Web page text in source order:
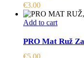
€3.00
Add to cart
PRO Mat Ruž